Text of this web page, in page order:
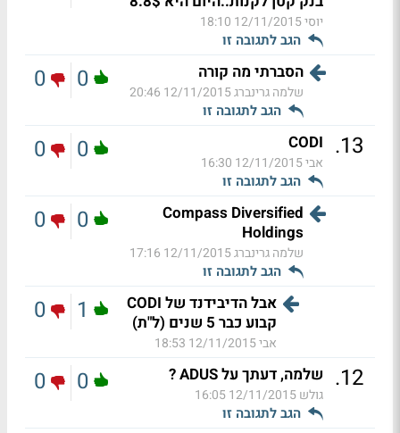
יוסי12/11/2015 18:10
הגב לתגובה זו
הסברתי מה קורה
שלמה גרינברג12/11/2015 20:46
הגב לתגובה זו
0
0
13
.
CODI
אבי12/11/2015 16:30
הגב לתגובה זו
0
0
Compass Diversified
Holdings
שלמה גרינברג12/11/2015 17:16
הגב לתגובה זו
0
0
אבל הדיבידנד של CODI
קבוע כבר 5 שנים (ל"ת)
אבי12/11/2015 18:53
1
0
12
. שלמה, דעתך על ADUS ?
גולש12/11/2015 16:05
הגב לתגובה זו
0
0